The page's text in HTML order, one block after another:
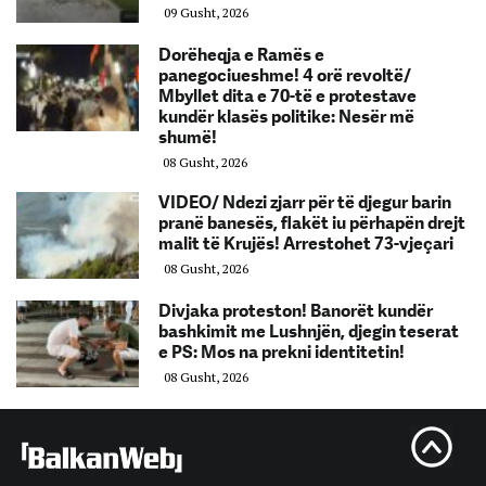
09 Gusht, 2026
Dorëheqja e Ramës e
panegociueshme! 4 orë revoltë/
Mbyllet dita e 70-të e protestave
kundër klasës politike: Nesër më
shumë!
08 Gusht, 2026
VIDEO/ Ndezi zjarr për të djegur barin
pranë banesës, flakët iu përhapën drejt
malit të Krujës! Arrestohet 73-vjeçari
08 Gusht, 2026
Divjaka proteston! Banorët kundër
bashkimit me Lushnjën, djegin teserat
e PS: Mos na prekni identitetin!
08 Gusht, 2026